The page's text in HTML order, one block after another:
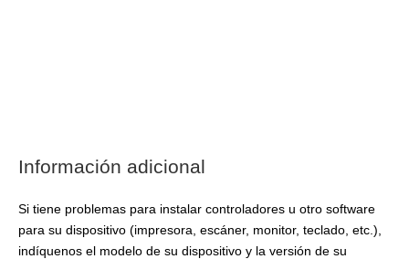
Información adicional
Si tiene problemas para instalar controladores u otro software
para su dispositivo (impresora, escáner, monitor, teclado, etc.),
indíquenos el modelo de su dispositivo y la versión de su